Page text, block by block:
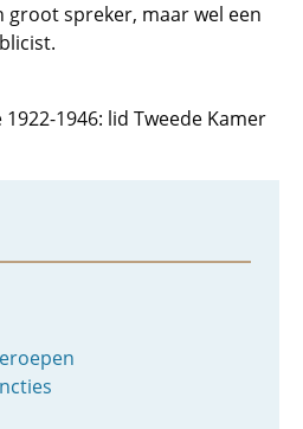
groot spreker, maar wel een
1946: lid Tweede Kamer